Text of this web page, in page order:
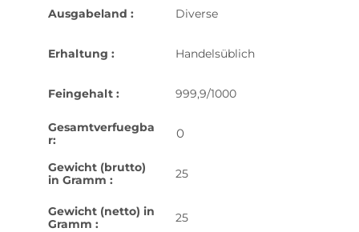
Ausgabeland : Diverse
Erhaltung : Handelsüblich
Feingehalt : 999,9/1000
Gesamtverfuegba
r:
0
Gewicht (brutto)
in Gramm :
25
Gewicht (netto) in
Gramm :
25